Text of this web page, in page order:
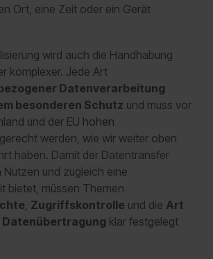
Ort, eine Zeit oder ein Gerät
wird auch die Handhabung
komplexer. Jede Art
Datenverarbeitung
besonderen Schutz und muss vor
und der EU hohen
gerecht werden, wie wir weiter oben
haben. Damit der Datentransfer
und zugleich eine
bietet, müssen Themen
, Zugriffskontrolle und die Art
Datenübertragung klar festgelegt